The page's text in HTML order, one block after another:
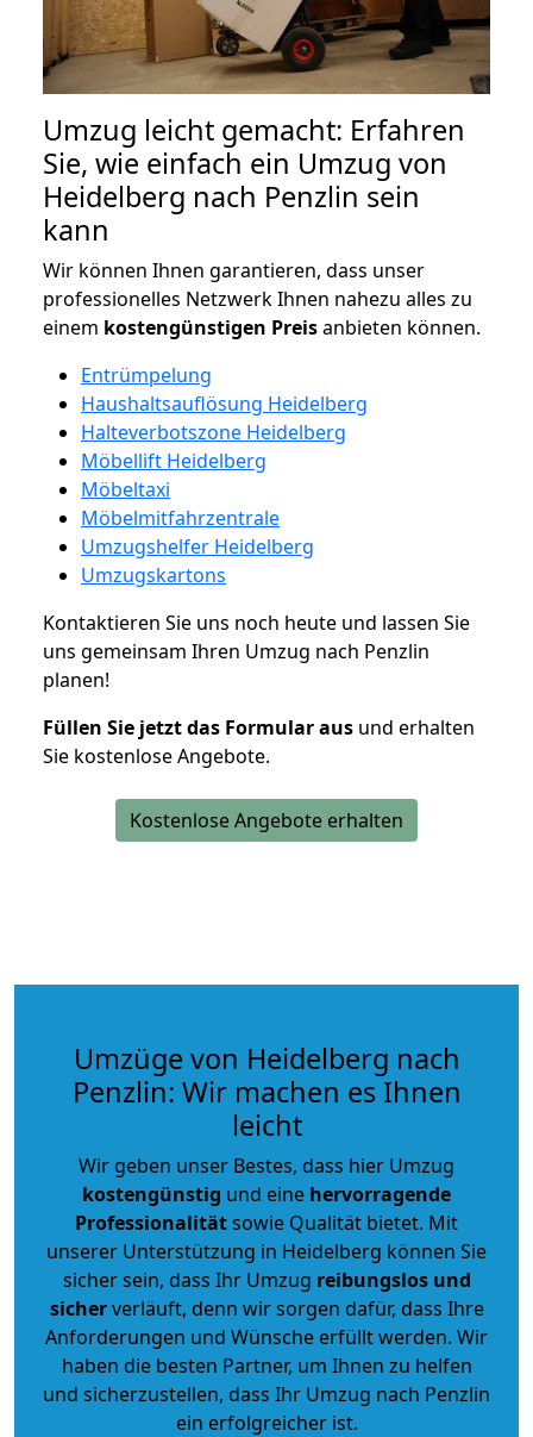
Umzug leicht gemacht: Erfahren
Sie, wie einfach ein Umzug von
Heidelberg nach Penzlin sein
kann
Wir können Ihnen garantieren, dass unser
professionelles Netzwerk Ihnen nahezu alles zu
einem kostengünstigen Preisanbieten können.
Entrümpelung
Haushaltsauflösung Heidelberg
Halteverbotszone Heidelberg
Möbellift Heidelberg
Möbeltaxi
Möbelmitfahrzentrale
Umzugshelfer Heidelberg
Umzugskartons
Kontaktieren Sie uns noch heute und lassen Sie
uns gemeinsam Ihren Umzug nach Penzlin
planen!
Füllen Sie jetzt das Formular aus und erhalten
Sie kostenlose Angebote.
Kostenlose Angebote erhalten
Umzüge von Heidelberg nach
Penzlin: Wir machen es Ihnen
leicht
Wir geben unser Bestes, dass hier Umzug
kostengünstig und eine hervorragende
Professionalitätsowie Qualität bietet. Mit
unserer Unterstützung in Heidelberg können Sie
sicher sein, dass Ihr Umzug reibungslos und
sicherverläuft, denn wir sorgen dafür, dass Ihre
Anforderungen und Wünsche erfüllt werden. Wir
haben die besten Partner, um Ihnen zu helfen
und sicherzustellen, dass Ihr Umzug nach Penzlin
ein erfolgreicher ist.